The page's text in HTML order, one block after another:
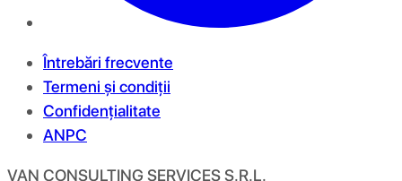
Întrebări frecvente
Termeni și condiții
Confidențialitate
ANPC
VAN CONSULTING SERVICES S.R.L.